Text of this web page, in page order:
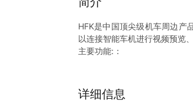
HFK是中国顶尖级机车周边产
以连接智能车机进行视频预览
主要功能:：
3、查看内容。支持通过HFK
4、数据传输。支持通过HFK
详细信息